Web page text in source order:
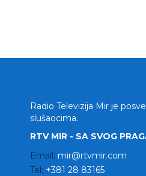
Radio Televizija Mir je
slušaocima.
RTV MIR - SA SVOG
Email: mir@rtvmir.com
Tel: +381 28 83165